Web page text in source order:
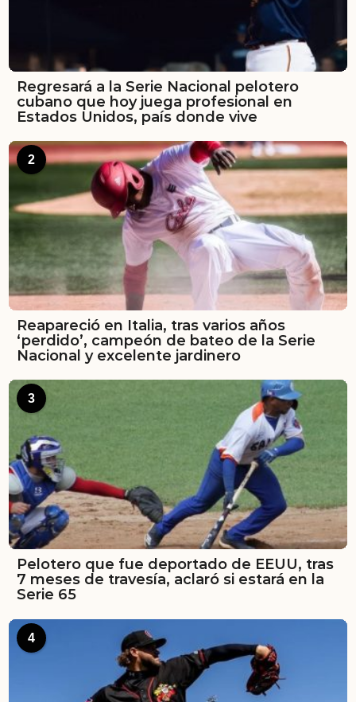
Regresará a la Serie Nacional pelotero
cubano que hoy juega profesional en
Estados Unidos, país donde vive
2
Reapareció en Italia, tras varios años
‘perdido’, campeón de bateo de la Serie
Nacional y excelente jardinero
3
Pelotero que fue deportado de EEUU, tras
7 meses de travesía, aclaró si estará en la
Serie 65
4